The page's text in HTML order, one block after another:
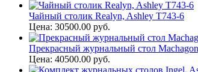
Чайный столик Realyn, Ashley T743-6
Цена: 30500.00 руб.
Прекрасный журнальный стол
Цена: 40500.00 руб.